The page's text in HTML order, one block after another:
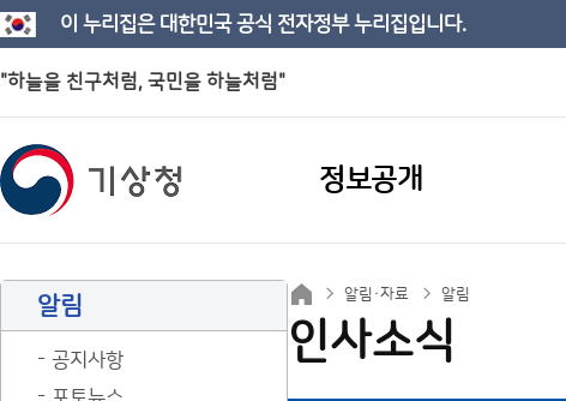
이 누리집은 대한민국 공식 전자정부 누리집입니다.
"하늘을 친구처럼, 국민을 하늘처럼"
정보공개
알림
공지사항
알림·자료 알림
인사소식